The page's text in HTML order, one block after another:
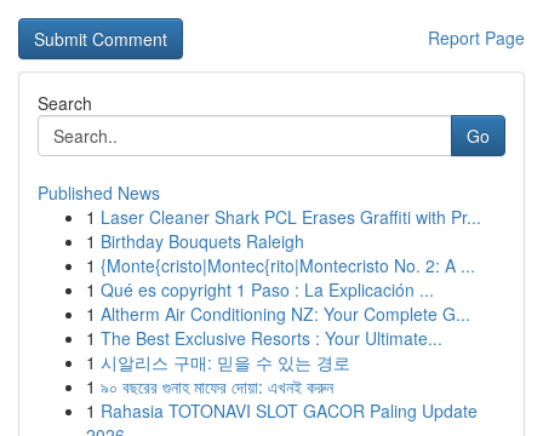
Report Page
Search
Go
Published News
1 Laser Cleaner Shark PCL Erases Graffiti with Pr...
1 Birthday Bouquets Raleigh
1 {Monte{cristo|Montec{rito|Montecristo No. 2: A ...
1 Qué es copyright 1 Paso : La Explicación ...
1 Altherm Air Conditioning NZ: Your Complete G...
1 The Best Exclusive Resorts : Your Ultimate...
1 시알리스 구매: 믿을 수 있는 경로
1 ৯০ বছরের গুনাহ মাফের দোয়া: এখনই করুন
1 Rahasia TOTONAVI SLOT GACOR Paling Update